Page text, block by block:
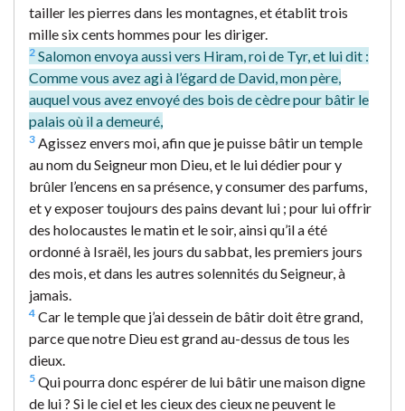
tailler les pierres dans les montagnes, et établit trois
mille six cents hommes pour les diriger.
2 Salomon envoya aussi vers Hiram, roi de Tyr, et lui dit :
Comme vous avez agi à l’égard de David, mon père,
auquel vous avez envoyé des bois de cèdre pour bâtir le
palais où il a demeuré,
3 Agissez envers moi, afin que je puisse bâtir un temple
au nom du Seigneur mon Dieu, et le lui dédier pour y
brûler l’encens en sa présence, y consumer des parfums,
et y exposer toujours des pains devant lui ; pour lui offrir
des holocaustes le matin et le soir, ainsi qu’il a été
ordonné à Israël, les jours du sabbat, les premiers jours
des mois, et dans les autres solennités du Seigneur, à
jamais.
4 Car le temple que j’ai dessein de bâtir doit être grand,
parce que notre Dieu est grand au-dessus de tous les
dieux.
5 Qui pourra donc espérer de lui bâtir une maison digne
de lui ? Si le ciel et les cieux des cieux ne peuvent le